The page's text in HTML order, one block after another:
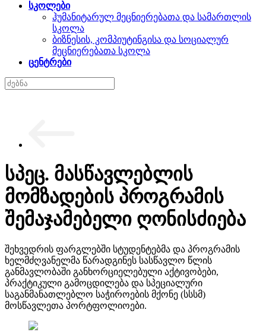
სკოლები
ჰუმანიტარულ მეცნიერებათა და სამართლის
სკოლა
ბიზნესის, კომპიუტინგისა და სოციალურ
მეცნიერებათა სკოლა
ცენტრები
სპეც. მასწავლებლის
მომზადების პროგრამის
შემაჯამებელი ღონისძიება
შეხვედრის ფარგლებში სტუდენტებმა და პროგრამის
ხელმძღვანელმა წარადგინეს სასწავლო წლის
განმავლობაში განხორციელებული აქტივობები,
პრაქტიკული გამოცდილება და სპეციალური
საგანმანათლებლო საჭიროების მქონე (სსსმ)
მოსწავლეთა პორტფოლიოები.